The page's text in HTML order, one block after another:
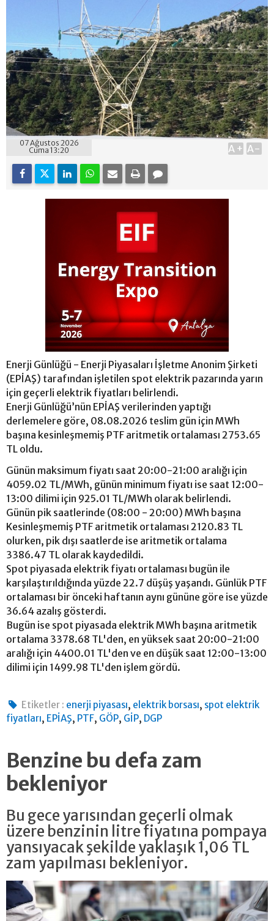
07 Ağustos 2026
Cuma 13:20
A+ A-
Enerji Günlüğü - Enerji Piyasaları İşletme Anonim Şirketi
(EPİAŞ) tarafından işletilen spot elektrik pazarında yarın
için geçerli elektrik fiyatları belirlendi.
Enerji Günlüğü’nün EPİAŞ verilerinden yaptığı
derlemelere göre, 08.08.2026 teslim gün için MWh
başına kesinleşmemiş PTF aritmetik ortalaması 2753.65
TL oldu.
Günün maksimum fiyatı saat 20:00-21:00 aralığı için
4059.02 TL/MWh, günün minimum fiyatı ise saat 12:00-
13:00 dilimi için 925.01 TL/MWh olarak belirlendi.
Günün pik saatlerinde (08:00 - 20:00) MWh başına
Kesinleşmemiş PTF aritmetik ortalaması 2120.83 TL
olurken, pik dışı saatlerde ise aritmetik ortalama
3386.47 TL olarak kaydedildi.
Spot piyasada elektrik fiyatı ortalaması bugün ile
karşılaştırıldığında yüzde 22.7 düşüş yaşandı. Günlük PTF
ortalaması bir önceki haftanın aynı gününe göre ise yüzde
36.64 azalış gösterdi.
Bugün ise spot piyasada elektrik MWh başına aritmetik
ortalama 3378.68 TL'den, en yüksek saat 20:00-21:00
aralığı için 4400.01 TL'den ve en düşük saat 12:00-13:00
dilimi için 1499.98 TL'den işlem gördü.
Etiketler : enerji piyasası, elektrik borsası, spot elektrik
fiyatları, EPİAŞ, PTF, GÖP, GİP, DGP
Benzine bu defa zam
bekleniyor
Bu gece yarısından geçerli olmak
üzere benzinin litre fiyatına pompaya
yansıyacak şekilde yaklaşık 1,06 TL
zam yapılması bekleniyor.